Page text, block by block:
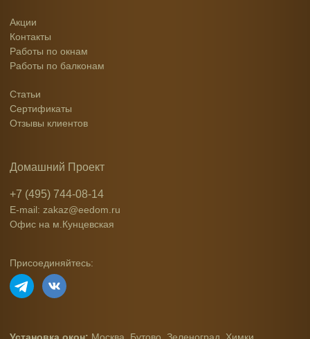
Акции
Контакты
Работы по окнам
Работы по балконам
Статьи
Сертификаты
Отзывы клиентов
Домашний Проект
+7 (495) 744-08-14
E-mail: zakaz@eedom.ru
Офис на м.Кунцевская
Присоединяйтесь: